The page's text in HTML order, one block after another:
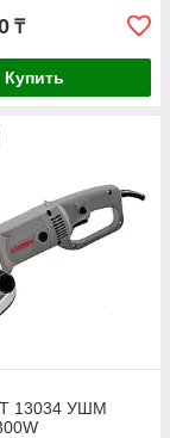
₸
Купить
13034 УШМ